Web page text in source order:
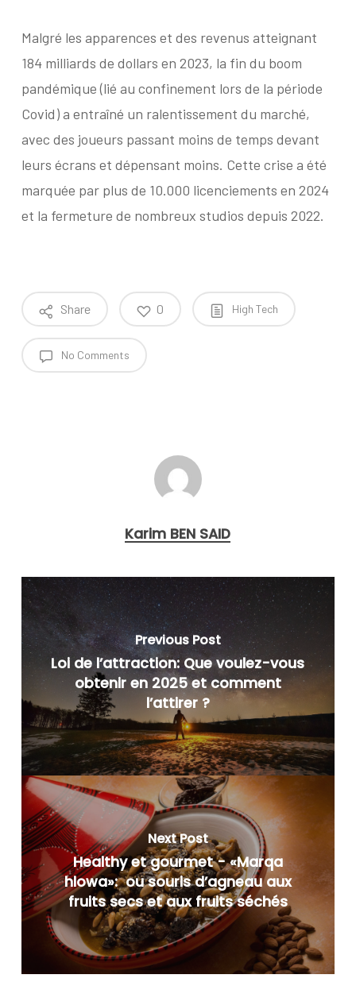
Malgré les apparences et des revenus atteignant
184 milliards de dollars en 2023, la fin du boom
pandémique (lié au confinement lors de la période
Covid) a entraîné un ralentissement du marché,
avec des joueurs passant moins de temps devant
leurs écrans et dépensant moins. Cette crise a été
marquée par plus de 10.000 licenciements en 2024
et la fermeture de nombreux studios depuis 2022.
Share 0 High Tech
No Comments
Karim BEN SAID
Previous Post
Loi de l’attraction: Que voulez-vous
obtenir en 2025 et comment
l’attirer ?
Next Post
Healthy et gourmet - «Marqa
hlowa»: ou souris d’agneau aux
fruits secs et aux fruits séchés